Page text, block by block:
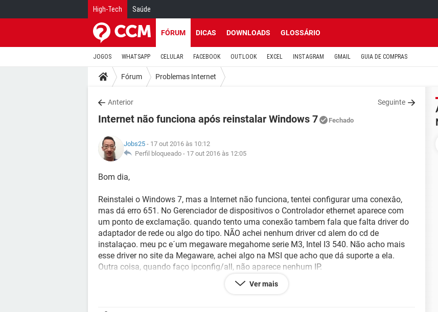
High-Tech Saúde
FÓRUM DICAS DOWNLOADS GLOSSÁRIO
JOGOS WHATSAPP CELULAR FACEBOOK OUTLOOK EXCEL INSTAGRAM GMAIL GUIA DE COMPRAS
Fórum Problemas Internet
Anterior Seguinte
Internet não funciona após reinstalar Windows 7 Fechado
Jobs25 - 17 out 2016 às 10:12
Perfil bloqueado - 17 out 2016 às 12:05
Bom dia,
Reinstalei o Windows 7, mas a Internet não funciona, tentei configurar uma conexâo,
mas dá erro 651. No Gerenciador de dispositivos o Controlador ethernet aparece com
um ponto de exclamação. quando tento uma conexão tambem fala que falta driver do
adaptador de rede ou algo do tipo. NÃO achei nenhum driver cd alem do cd de
instalaçao. meu pc e´um megaware megahome serie M3, Intel I3 540. Não acho mais
esse driver no site da Megaware, achei algo na MSI que acho que dá suporte a ela.
Outra coisa, quando faço ipconfig/all, não aparece nenhum IP.
Obs- Internet Wi-fi no note e celular funcionam normalmente.
Ver mais